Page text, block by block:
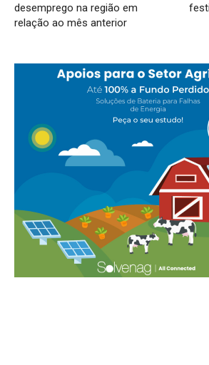
desemprego na região em
relação ao mês anterior